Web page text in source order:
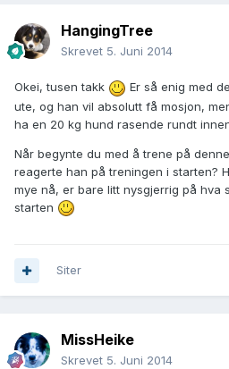
HangingTree
Skrevet 5. Juni 2014
Okei, tusen takk
Er så enig med
ute, og han vil absolutt få mosjon,
ha en 20 kg hund rasende rundt
Når begynte du med å trene på
reagerte han på treningen i starten?
mye nå, er bare litt nysgjerrig på hva
starten
Siter
MissHeike
Skrevet 5. Juni 2014